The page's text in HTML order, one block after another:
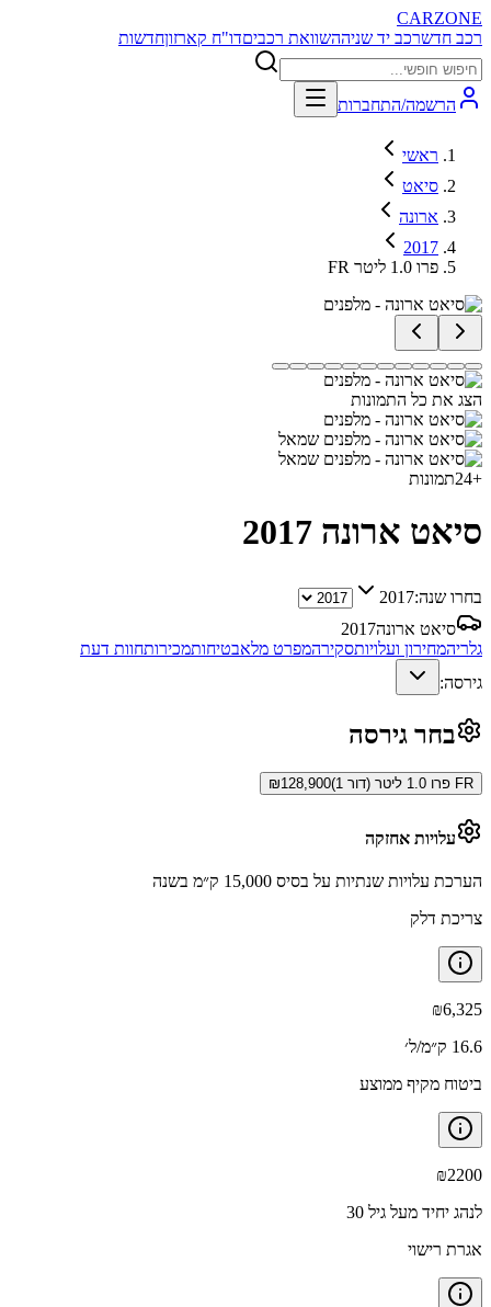
CARZONE
רכב חדשרכב יד שניההשוואת רכביםדו"ח קארזוןחדשות
הרשמה/התחברות
ראשי
סיאט
ארונה
2017
FR פרו 1.0 ליטר
הצג את כל התמונות
+
24תמונות
סיאט ארונה 2017
בחרו שנה:2017
סיאט ארונה2017
גלריהמחירון ועלויותסקירהמפרט מלאבטיחותמכירותחוות דעת
גירסה:
בחר גירסה
FR פרו 1.0 ליטר (דור 1) ₪128,900
עלויות אחזקה
הערכת עלויות שנתיות על בסיס 15,000 ק״מ בשנה
צריכת דלק
₪6,325
16.6 ק״מ/ל׳
ביטוח מקיף ממוצע
₪2200
לנהג יחיד מעל גיל 30
אגרת רישוי